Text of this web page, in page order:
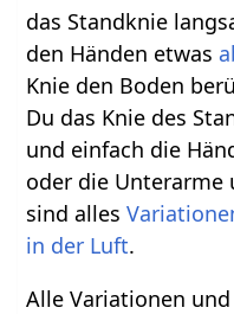
das Standknie
den Händen etwas
Knie den Boden
Du das Knie des
und einfach die
oder die Unterarme
sind alles
in der Luft.
Alle Variationen